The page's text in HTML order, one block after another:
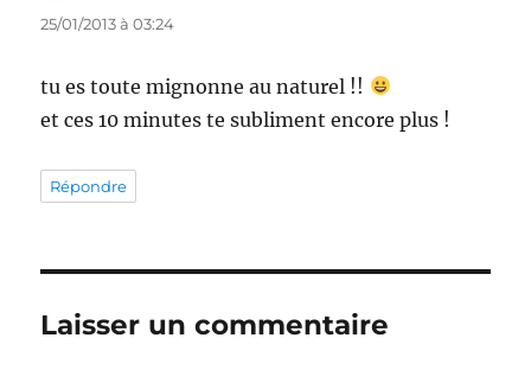
25/01/2013 à 03:24
tu es toute mignonne au naturel !!
et ces 10 minutes te subliment encore plus !
Répondre
Laisser un commentaire